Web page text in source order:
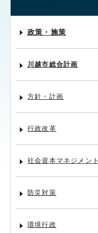
政策・施策
川越市総合計画
方針・計画
行政改革
社会資本マネジメント
防災対策
環境行政